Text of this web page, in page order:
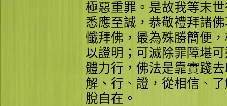
極惡重罪。是故我等末
悉應至誠，恭敬禮拜諸
懺拜佛，最為殊勝簡便
以證明；可滅除罪障堪
體力行，佛法是靠實踐
解、行、證，從相信、
脫自在。